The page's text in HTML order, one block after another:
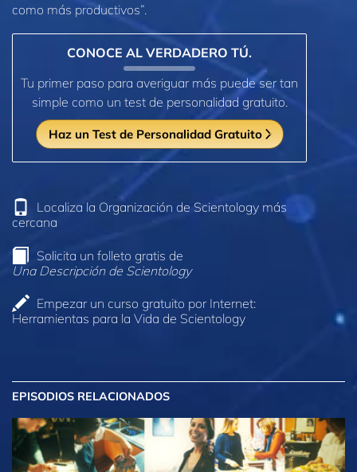
como más productivos”.
CONOCE AL VERDADERO TÚ.
Tu primer paso para averiguar más puede ser tan
simple como un test de personalidad gratuito.
Haz un Test de Personalidad Gratuito
Localiza la Organización de Scientology más
cercana
Solicita un folleto gratis de
Una Descripción de Scientology
Empezar un curso gratuito por Internet:
Herramientas para la Vida de Scientology
EPISODIOS RELACIONADOS